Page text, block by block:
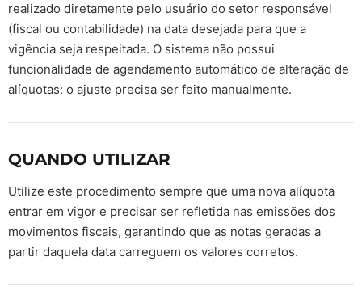
realizado diretamente pelo usuário do setor responsável
(fiscal ou contabilidade) na data desejada para que a
vigência seja respeitada. O sistema não possui
funcionalidade de agendamento automático de alteração de
alíquotas: o ajuste precisa ser feito manualmente.
QUANDO UTILIZAR
Utilize este procedimento sempre que uma nova alíquota
entrar em vigor e precisar ser refletida nas emissões dos
movimentos fiscais, garantindo que as notas geradas a
partir daquela data carreguem os valores corretos.